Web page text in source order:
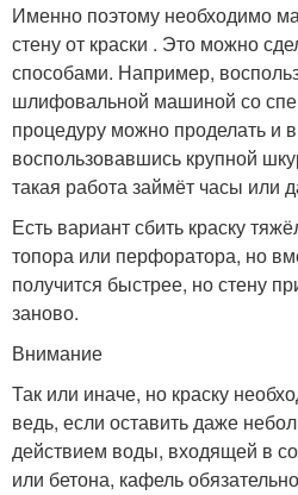
Именно поэтому необходимо
стену от краски . Это можно
способами. Например,
шлифовальной машиной со
процедуру можно проделать и
воспользовавшись крупной
такая работа займёт часы или
Есть вариант сбить краску
топора или перфоратора, но
получится быстрее, но стену
заново.
Внимание
Так или иначе, но краску
ведь, если оставить даже
действием воды, входящей в
или бетона, кафель